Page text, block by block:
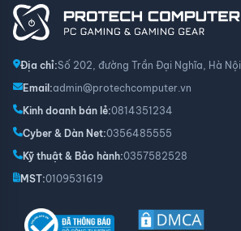
Địa chỉ:Số 202, đường Trần Đại Nghĩa, Hà Nội
Email:admin@protechcomputer.vn
Kinh doanh bán lẻ:0814351234
Cyber & Dàn Net:0356485555
Kỹ thuật & Bảo hành:0357582528
MST:0109531619